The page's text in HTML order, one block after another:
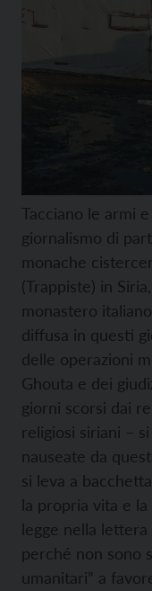
Tacciano le armi
giornalismo di
monache
(Trappiste) in
monastero
diffusa in questi
delle operazioni
Ghouta e dei
giorni scorsi dai
religiosi siriani –
nauseate da
si leva a
la propria vita e
legge nella lettera
perché non sono
umanitari” a